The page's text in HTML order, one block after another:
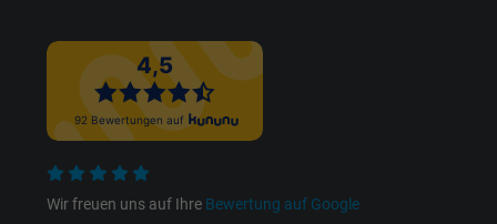
Zweck
Cookie von Facebook für Website-Analyse,
Anzeigenausrichtung und
Name
Wir freuen uns auf Ihre Bewertung auf Google